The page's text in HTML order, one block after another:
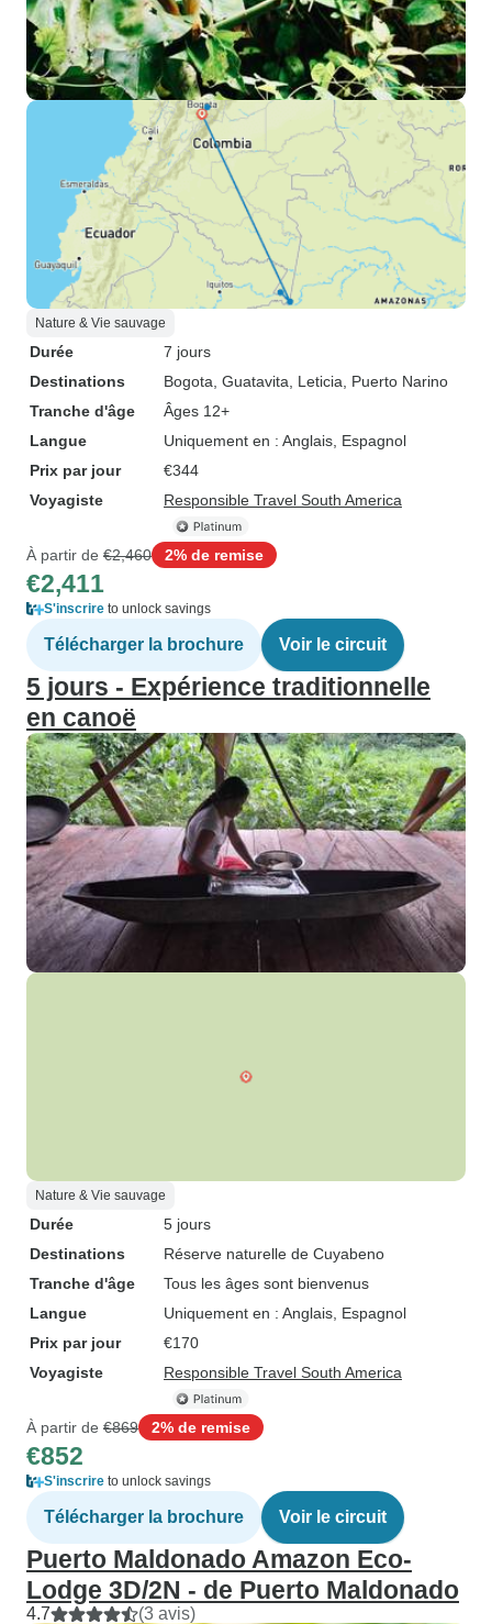
Nature & Vie sauvage
Durée
7 jours
Destinations
Bogota , Guatavita , Leticia , Puerto Narino
Tranche d'âge
Âges 12+
Langue
Uniquement en : Anglais, Espagnol
Prix par jour
€344
Voyagiste
Responsible Travel South America
À partir de €2,460 2% de remise
€2,411
S'inscrire to unlock savings
Télécharger la brochure Voir le circuit
5 jours - Expérience traditionnelle
en canoë
Nature & Vie sauvage
Durée
5 jours
Destinations
Réserve naturelle de Cuyabeno
Tranche d'âge
Tous les âges sont bienvenus
Langue
Uniquement en : Anglais, Espagnol
Prix par jour
€170
Voyagiste
Responsible Travel South America
À partir de €869 2% de remise
€852
S'inscrire to unlock savings
Télécharger la brochure Voir le circuit
Puerto Maldonado Amazon Eco-
Lodge 3D/2N - de Puerto Maldonado
4.7 (3 avis)